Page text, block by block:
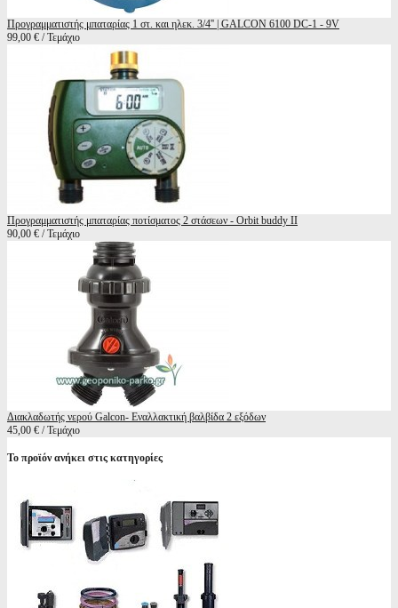
Προγραμματιστής μπαταρίας 1 στ. και ηλεκ. 3/4'' | GALCON 6100 DC-1 - 9V
99,00 € / Τεμάχιο
Προγραμματιστής μπαταρίας ποτίσματος 2 στάσεων - Orbit buddy II
90,00 € / Τεμάχιο
Διακλαδωτής νερού Galcon- Εναλλακτική βαλβίδα 2 εξόδων
45,00 € / Τεμάχιο
Το προϊόν ανήκει στις κατηγορίες